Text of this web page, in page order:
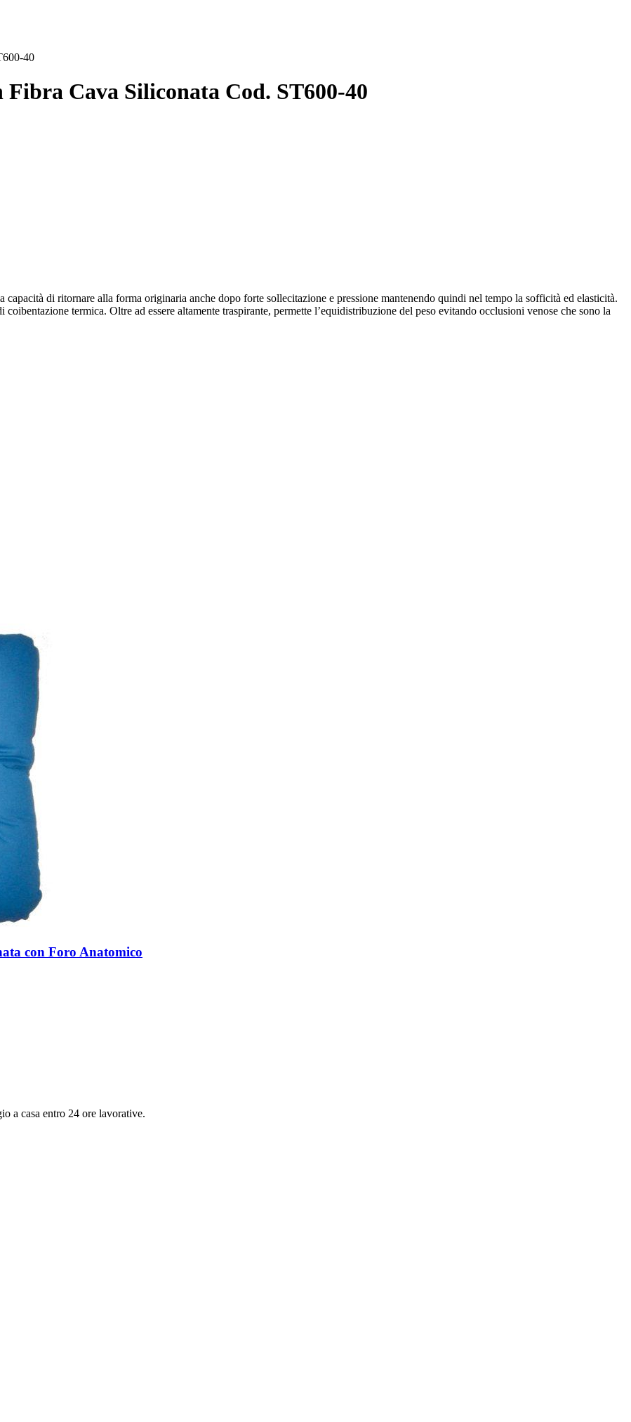
40
Cava Siliconata Cod. ST600-40
di ritornare alla forma originaria anche dopo forte sollecitazione e pressione mantenendo quindi nel tempo la sofficità ed elasticità.
termica. Oltre ad essere altamente traspirante, permette l’equidistribuzione del peso evitando occlusioni venose che sono la
con Foro Anatomico
a casa entro 24 ore lavorative.